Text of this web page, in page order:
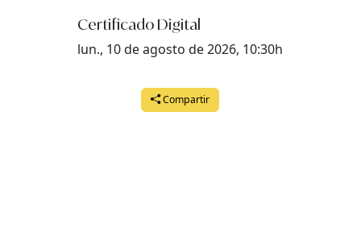
Certificado Digital
lun., 10 de agosto de 2026, 10:30h
Compartir